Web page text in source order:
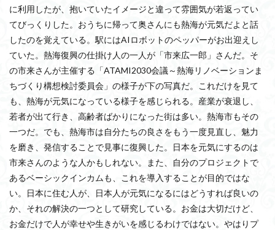
に利用したが、抱いていたイメージと違って雰囲気が若返ってい
てびっくりした。おうちに帰って奥さんにも熱海が元気だよと話
したのを覚えている。駅にはAIロボットのペッパーがお出迎えし
ていた。熱海復興の仕掛け人の一人が「市来広一郎」さんだ。そ
の市来さんが主催する「ATAMI2030会議～熱海リノベーションま
ちづくり構想検討委員会」の様子が下の写真だ。これだけを見て
も、熱海が元気になっている様子を感じられる。産業が衰退し、
若者が出て行き、高齢者ばかりになった街は多い。熱海市もその
一つだ。でも、熱海市は自分たちの良さをもう一度見直し、魅力
を磨き、発信することで見事に復興した。日本を元気にするのは
市来さんのような人かもしれない。また、自分のプロジェクトで
あるベーシックインカムも、これを導入することが目的ではな
い。日本に住む人が、日本人が元気になるにはどうすれば良いの
か、それの解決の一つとして研究している。お金は大切だけど、
お金だけで人が幸せや生きがいを感じるわけではない。やはりプ